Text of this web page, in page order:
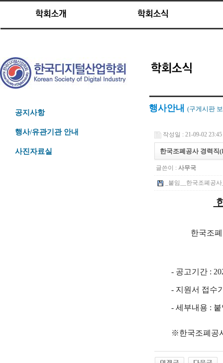
공지사항
행사/유관기관 안내
사진자료실
행사안내 (구게시판
작성일 : 21-09-02 23:45
한국조폐공사 경력직
글쓴이 : 사무국
_붙임__한국조폐공
한국조
- 공고기간 :
- 지원서 접수기
- 세부내용 :
※한국조폐공